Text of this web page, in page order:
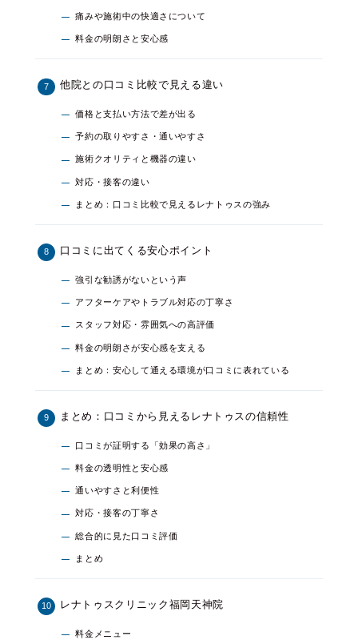
痛みや施術中の快適さについて
料金の明朗さと安心感
他院との口コミ比較で見える違い
価格と支払い方法で差が出る
予約の取りやすさ・通いやすさ
施術クオリティと機器の違い
対応・接客の違い
まとめ：口コミ比較で見えるレナトゥスの強み
口コミに出てくる安心ポイント
強引な勧誘がないという声
アフターケアやトラブル対応の丁寧さ
スタッフ対応・雰囲気への高評価
料金の明朗さが安心感を支える
まとめ：安心して通える環境が口コミに表れている
まとめ：口コミから見えるレナトゥスの信頼性
口コミが証明する「効果の高さ」
料金の透明性と安心感
通いやすさと利便性
対応・接客の丁寧さ
総合的に見た口コミ評価
まとめ
レナトゥスクリニック福岡天神院
料金メニュー